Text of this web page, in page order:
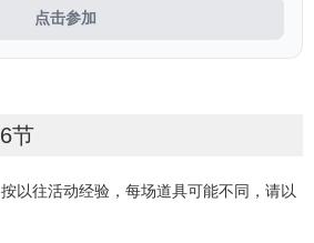
点击参加
节
以往活动经验，每场道具可能不同，请以